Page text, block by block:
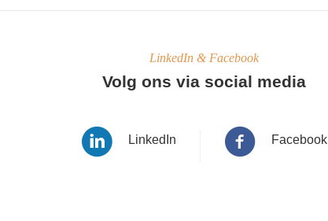
LinkedIn & Facebook
Volg ons via social media
LinkedIn Facebook